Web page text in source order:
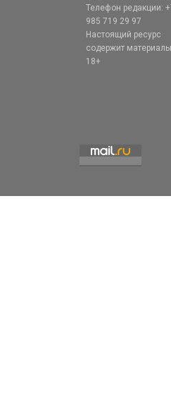
Телефон редакции:
985 719 29 97
Настоящий ресурс
содержит
18+